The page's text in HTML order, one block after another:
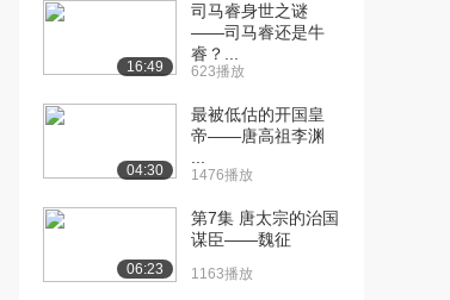
16:49
司马睿身世之谜
——司马睿还是牛
睿？...
623播放
04:30
最被低估的开国皇
帝——唐高祖李渊
1476播放
06:23
第7集 唐太宗的治国
谋臣——魏征
1163播放